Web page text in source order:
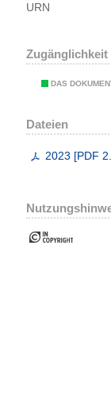
URN
Zugänglichkeit
DAS
Dateien
2023 [PDF